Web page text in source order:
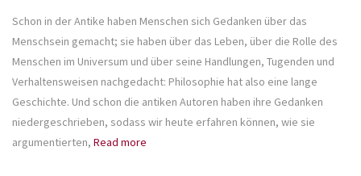
Schon in der Antike haben Menschen sich Gedanken über das
Menschsein gemacht; sie haben über das Leben, über die Rolle des
Menschen im Universum und über seine Handlungen, Tugenden und
Verhaltensweisen nachgedacht: Philosophie hat also eine lange
Geschichte. Und schon die antiken Autoren haben ihre Gedanken
niedergeschrieben, sodass wir heute erfahren können, wie sie
argumentierten, Read more